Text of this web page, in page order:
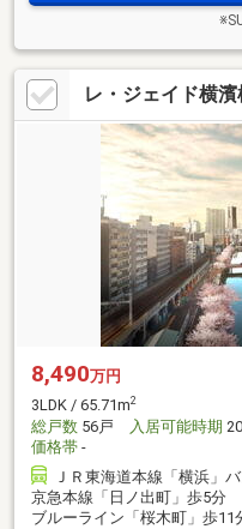
レ・ジェイド横
8,490万円
3LDK / 65.71m2
総戸数 56戸 入居可能時期
価格帯 -
ＪＲ東海道本線「横浜」
京急本線「日ノ出町」歩5分
ブルーライン「桜木町」歩11